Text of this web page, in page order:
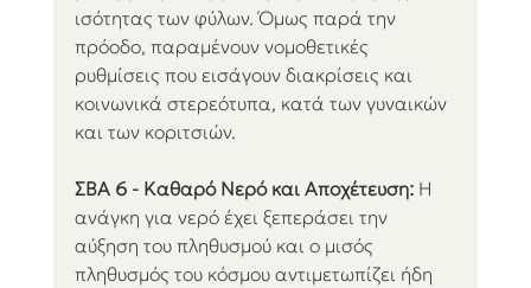
ισότητας των φύλων. Όμως παρά την
πρόοδο, παραμένουν νομοθετικές
ρυθμίσεις που εισάγουν διακρίσεις και
κοινωνικά στερεότυπα, κατά των γυναικών
και των κοριτσιών.
ΣΒΑ 6 - Καθαρό Νερό και Αποχέτευση: Η
ανάγκη για νερό έχει ξεπεράσει την
αύξηση του πληθυσμού και ο μισός
πληθυσμός του κόσμου αντιμετωπίζει ήδη